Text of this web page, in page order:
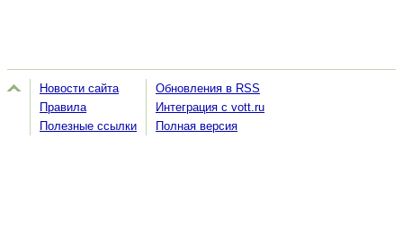
Новости сайта
Правила
Полезные ссылки
Обновления в RSS
Интеграция с vott.ru
Полная версия